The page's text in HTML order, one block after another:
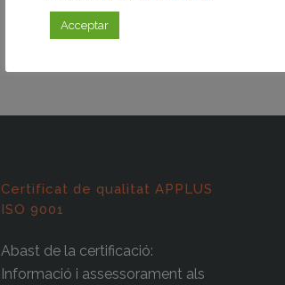
Certificat de qualitat APPLUS
ISO 9001
Abast de la certificació:
Informació i assessorament als
Acceptar